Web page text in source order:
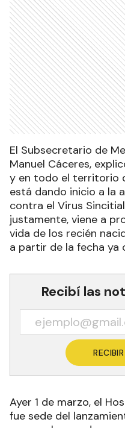
El Subsecretario de
Manuel Cáceres,
y en todo el territorio
está dando inicio a la
contra el Virus
justamente, viene a
vida de los recién
a partir de la fecha ya
Recibí las
Ayer 1 de marzo, el
fue sede del